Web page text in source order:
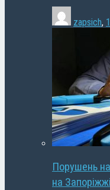
zapsich,
Порушень
на Запоріжжі